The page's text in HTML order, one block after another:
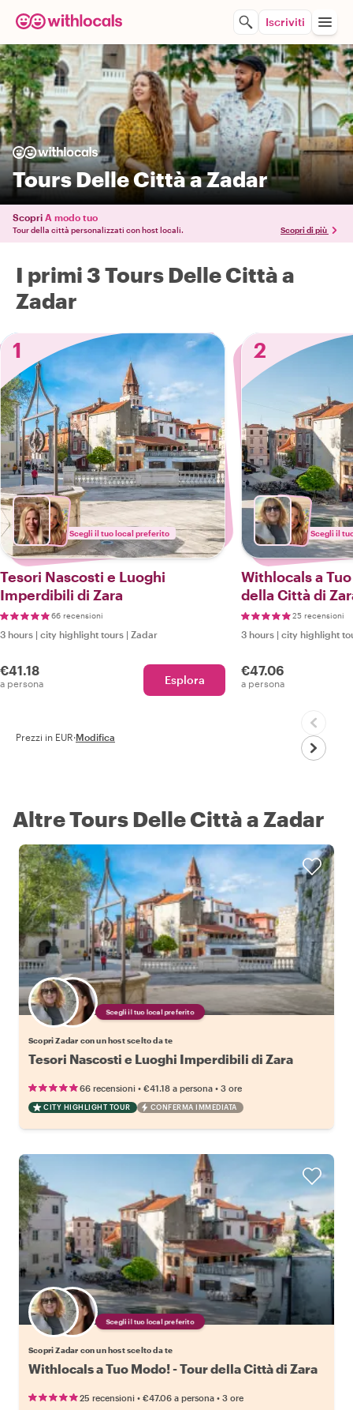
Iscriviti
Tours Delle Città a Zadar
Scopri A modo tuo
Tour della città personalizzati con host locali. Scopri di più
I primi 3 Tours Delle Città a
Zadar
1
Scegli il tuo local preferito
Tesori Nascosti e Luoghi
Imperdibili di Zara
66 recensioni
3 hours | city highlight tours | Zadar
€41.18
a persona Esplora
2
Scegli il
Withlocals a
della Città di
25 recensioni
3 hours | city highlight
€47.06
a persona
Prezzi in EUR·Modifica
Altre Tours Delle Città a Zadar
Scegli il tuo local preferito
Scopri Zadar con un host scelto da te
Tesori Nascosti e Luoghi Imperdibili di Zara
66 recensioni • €41.18 a persona • 3 ore
CITY HIGHLIGHT TOUR CONFERMA IMMEDIATA
Scegli il tuo local preferito
Scopri Zadar con un host scelto da te
Withlocals a Tuo Modo! - Tour della Città di Zara
25 recensioni • €47.06 a persona • 3 ore